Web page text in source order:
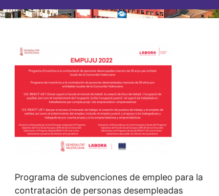
Programa de subvenciones de empleo para la
contratación de personas desempleadas